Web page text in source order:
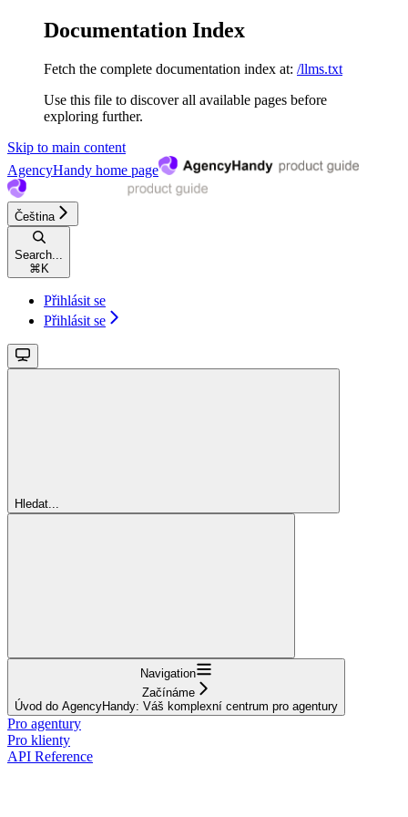
Documentation Index
Fetch the complete documentation index at: /llms.txt
Use this file to discover all available pages before
exploring further.
Skip to main content
AgencyHandy home page
Čeština
Search...
⌘ K
Přihlásit se
Přihlásit se
Hledat...
Navigation
Začínáme
Úvod do AgencyHandy: Váš komplexní centrum pro agentury
Pro agentury
Pro klienty
API Reference